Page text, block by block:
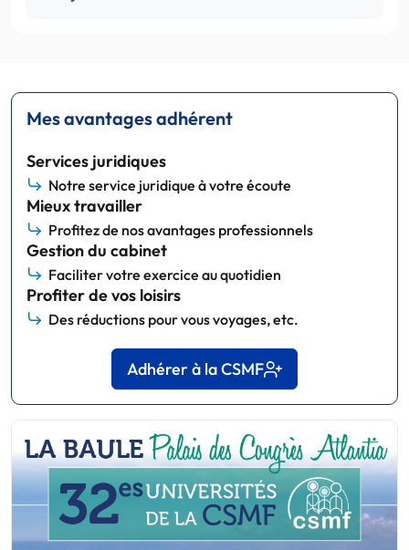
Mes avantages adhérent
Services juridiques
Notre service juridique à votre écoute
Mieux travailler
Profitez de nos avantages professionnels
Gestion du cabinet
Faciliter votre exercice au quotidien
Profiter de vos loisirs
Des réductions pour vous voyages, etc.
Adhérer à la CSMF